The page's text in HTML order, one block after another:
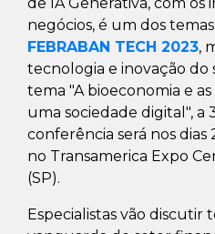
de IA Generativa, com os
negócios, é um dos
FEBRABAN TECH 2023,
tecnologia e inovação do
tema "A bioeconomia e
uma sociedade digital", a
conferência será nos dias
no Transamerica Expo
(SP).
Especialistas vão discutir